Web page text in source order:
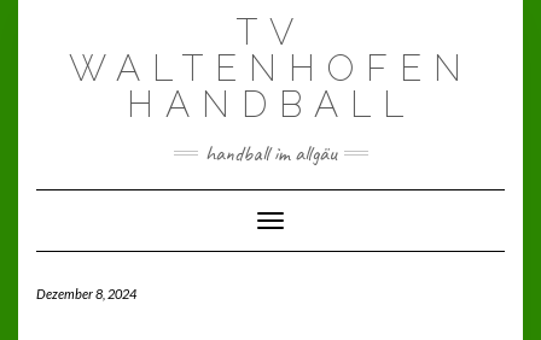
TV
WALTENHOFEN
HANDBALL
handball im allgäu
Toggle Navigation
Dezember 8, 2024